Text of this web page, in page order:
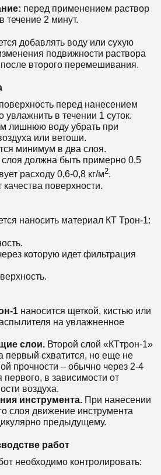
перед применением раствор
2 минут.
добавлять воду или сухую
подвижности раствора
второго перемешивания.
перед нанесением
увлажнить в течении 1 суток.
лишнюю воду убрать при
или ветоши.
минимум в два слоя.
должна быть примерно 0,5
расходу 0,6-0,8 кг/м2.
качества поверхности.
наносить материал КТ Трон-1:
которую идет фильтрация
1 наносится щеткой, кистью или
на увлажненное
слои. Второй слой «КТтрон-1»
первый схватится, но еще не
прочности – обычно через 2-4
в зависимости от
воздуха.
инструмента. При нанесении
слоя движение инструмента
предыдущему.
работ
необходимо контролировать: